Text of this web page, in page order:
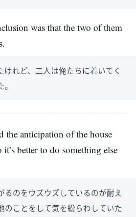
was that the two of them
けれど、二人は俺たちに着いてく
the anticipation of the house
better to do something else
るのをウズウズしているのが耐え
のことをして気を紛らわしていた